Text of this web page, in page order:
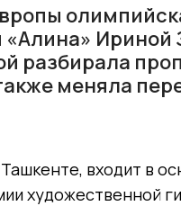
Ириной
разбирала
меняла
входит в
художественной